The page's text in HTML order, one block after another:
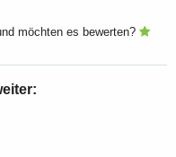
möchten es bewerten?